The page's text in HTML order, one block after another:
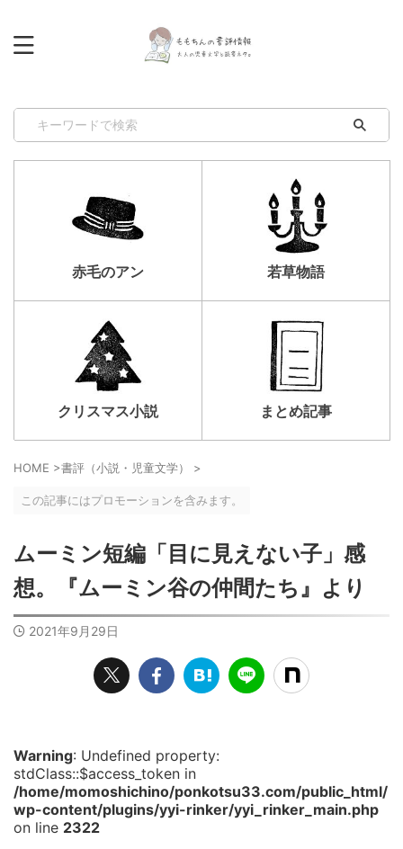
赤毛のアン 若草物語
クリスマス小説 まとめ記事
HOME >書評（小説・児童文学） >
この記事にはプロモーションを含みます。
ムーミン短編「目に見えない子」感
想。『ムーミン谷の仲間たち』より
2021年9月29日
Warning: Undefined property:
stdClass::$access_token in
/home/momoshichino/ponkotsu33.com/public_html/
wp-content/plugins/yyi-rinker/yyi_rinker_main.php
on line 2322